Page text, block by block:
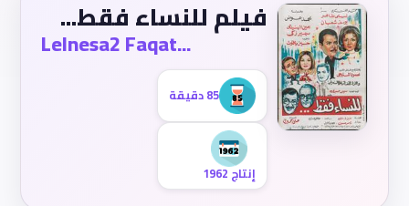
فيلم للنساء فقط...
Lelnesa2 Faqat...
85 دقيقة
إنتاج 1962